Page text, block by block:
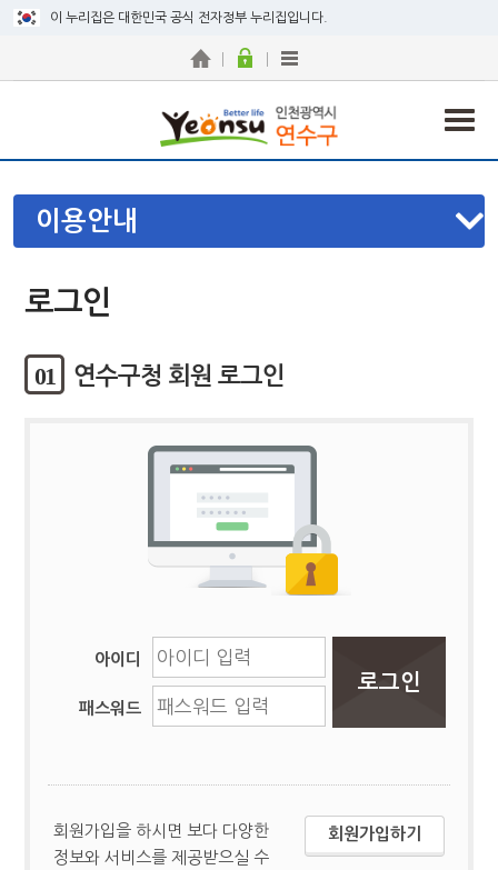
이 누리집은 대한민국 공식 전자정부 누리집입니다.
이용안내
로그인
01 연수구청 회원 로그인
아이디
패스워드
회원가입을 하시면 보다 다양한
정보와 서비스를 제공받으실 수
회원가입하기